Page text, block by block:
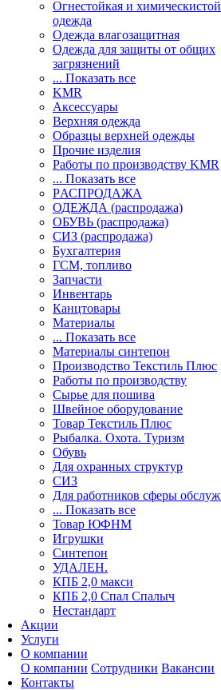
Огнестойкая и
одежда
Одежда влагозащитная
Одежда для защиты от общих
загрязнений
... Показать все
KMR
Аксессуары
Верхняя одежда
Образцы верхней одежды
Прочие изделия
Работы по производству KMR
... Показать все
PАСПРОДАЖА
ОДЕЖДА (распродажа)
ОБУВЬ (распродажа)
СИЗ (распродажа)
Бухгалтерия
ГСМ, топливо
Запчасти
Инвентарь
Канцтовары
Материалы
... Показать все
Материалы синтепон
Производство Текстиль Плюс
Работы по производству
Сырье для пошива
Швейное оборудование
Товар Текстиль Плюс
Рыбалка. Охота. Туризм
Обувь
Для охранных структур
СИЗ
Для работников сферы
... Показать все
Товар ЮФНМ
Игрушки
Синтепон
УДАЛЕН.
КПБ 2,0 макси
КПБ 2,0 Спал Спалыч
Нестандарт
Акции
Услуги
О компании
О компании Сотрудники Вакансии
Контакты